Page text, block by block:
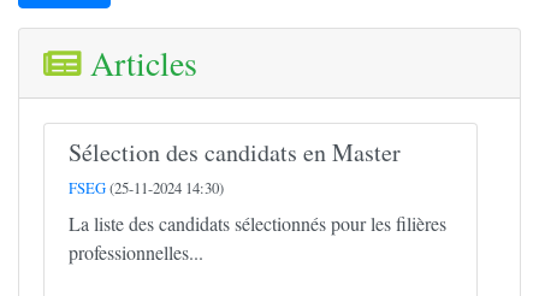
Articles
Sélection des candidats en Master
FSEG(25-11-2024 14:30)
La liste des candidats sélectionnés pour les filières
professionnelles...